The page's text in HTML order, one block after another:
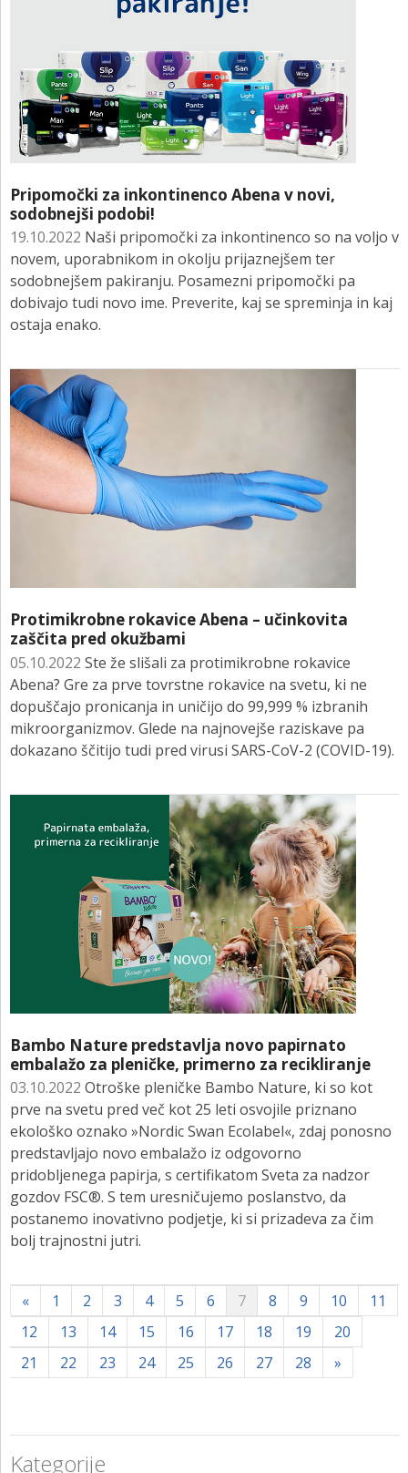
Pripomočki za inkontinenco Abena v novi,
sodobnejši podobi!
19.10.2022 Naši pripomočki za inkontinenco so na voljo v
novem, uporabnikom in okolju prijaznejšem ter
sodobnejšem pakiranju. Posamezni pripomočki pa
dobivajo tudi novo ime. Preverite, kaj se spreminja in kaj
ostaja enako.
Protimikrobne rokavice Abena – učinkovita
zaščita pred okužbami
05.10.2022 Ste že slišali za protimikrobne rokavice
Abena? Gre za prve tovrstne rokavice na svetu, ki ne
dopuščajo pronicanja in uničijo do 99,999 % izbranih
mikroorganizmov. Glede na najnovejše raziskave pa
dokazano ščitijo tudi pred virusi SARS-CoV-2 (COVID-19).
Bambo Nature predstavlja novo papirnato
embalažo za pleničke, primerno za recikliranje
03.10.2022 Otroške pleničke Bambo Nature, ki so kot
prve na svetu pred več kot 25 leti osvojile priznano
ekološko oznako »Nordic Swan Ecolabel«, zdaj ponosno
predstavljajo novo embalažo iz odgovorno
pridobljenega papirja, s certifikatom Sveta za nadzor
gozdov FSC®. S tem uresničujemo poslanstvo, da
postanemo inovativno podjetje, ki si prizadeva za čim
bolj trajnostni jutri.
« 1 2 3 4 5 6 7 8 9 10
11
12
13 14 15 16 17 18 19
20
21
22 23 24 25 26 27 28 »
Kategorije